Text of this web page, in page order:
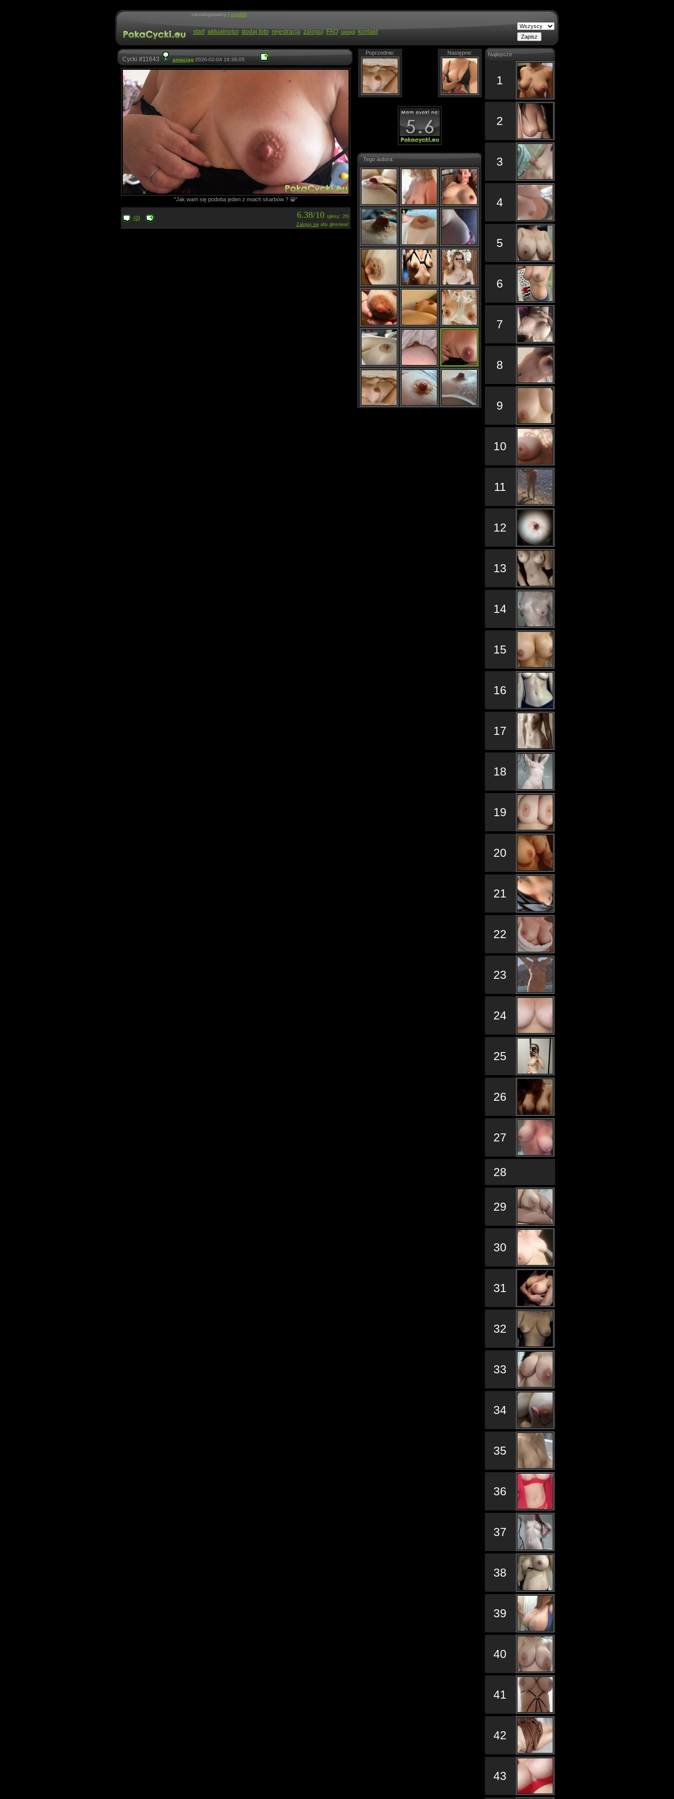
niezalogowany | english
start aktualności dodaj foto rejestracja zaloguj FAQ uwagi kontakt
Cycki #11643 amaciag2026-02-04 16:38:05
"Jak wam się podoba jeden z moich skarbów ? 😀"
(0) 6.38/10 (głosy: 26)
Zaloguj sięaby głosować
Poprzednie: Następne:
Tego autora:
Najlepsze
1
2
3
4
5
6
7
8
9
10
11
12
13
14
15
16
17
18
19
20
21
22
23
24
25
26
27
28
29
30
31
32
33
34
35
36
37
38
39
40
41
42
43